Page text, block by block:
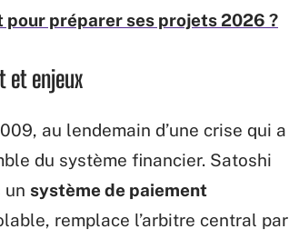
préparer ses projets 2026 ?
et enjeux
au lendemain d’une crise qui a
du système financier. Satoshi
un système de paiement
remplace l’arbitre central par